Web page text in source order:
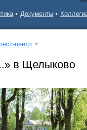
Документы
центр
в Щелыково